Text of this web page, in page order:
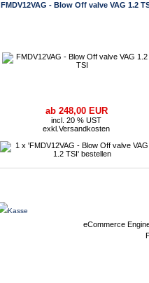
FMDV12VAG - Blow Off valve VAG 1.2
ab 248,00 EUR
incl. 20 % UST
exkl. Versandkosten
Kasse
eCommerce